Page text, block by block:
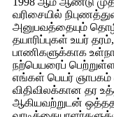
வரிசையில்
அனுபவத்தையும்
தயாரிப்புகள் உயர்
பாணிகளுக்காக
நற்பெயரைப்
எங்கள் பெயர் ஞாபகம்
விதிவிலக்கான தர
ஆகியவற்றுடன்